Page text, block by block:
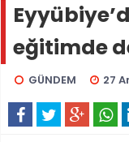
eğitimde
GÜNDEM 27